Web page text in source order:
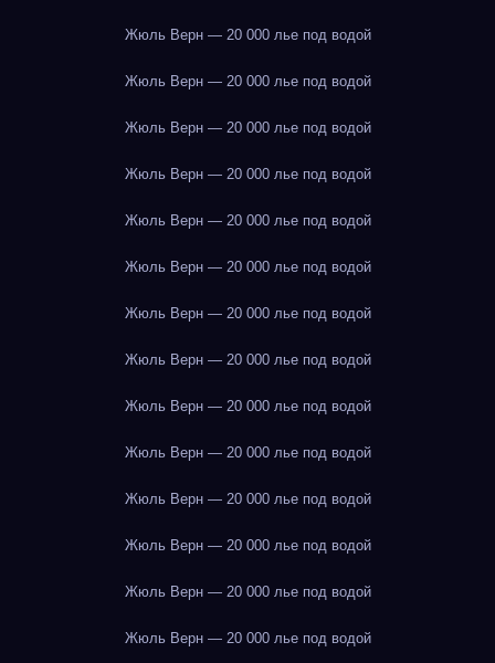
Жюль Верн — 20 000 лье под водой
Жюль Верн — 20 000 лье под водой
Жюль Верн — 20 000 лье под водой
Жюль Верн — 20 000 лье под водой
Жюль Верн — 20 000 лье под водой
Жюль Верн — 20 000 лье под водой
Жюль Верн — 20 000 лье под водой
Жюль Верн — 20 000 лье под водой
Жюль Верн — 20 000 лье под водой
Жюль Верн — 20 000 лье под водой
Жюль Верн — 20 000 лье под водой
Жюль Верн — 20 000 лье под водой
Жюль Верн — 20 000 лье под водой
Жюль Верн — 20 000 лье под водой